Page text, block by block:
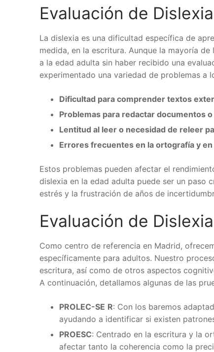
Evaluación de
La dislexia es una dificultad específica de
medida, en la escritura. Aunque la mayoría
a la edad adulta sin haber recibido una
experimentado una variedad de problemas a
Dificultad para comprender textos
Problemas para redactar documentos
Lentitud al leer o necesidad de releer
Errores frecuentes en la ortografía y
Estos problemas pueden afectar el
dislexia en la edad adulta puede ser un paso
estrés y la frustración de años de
Evaluación de
Como centro de referencia en Madrid,
específicamente para adultos. Nuestro
escritura, así como de otros aspectos
A continuación, detallamos algunas de las
PROLEC-SE R: Con los baremos
ayudando a identificar si existen
PROESC: Centrado en la escritura y la
afectar tanto la coherencia como la